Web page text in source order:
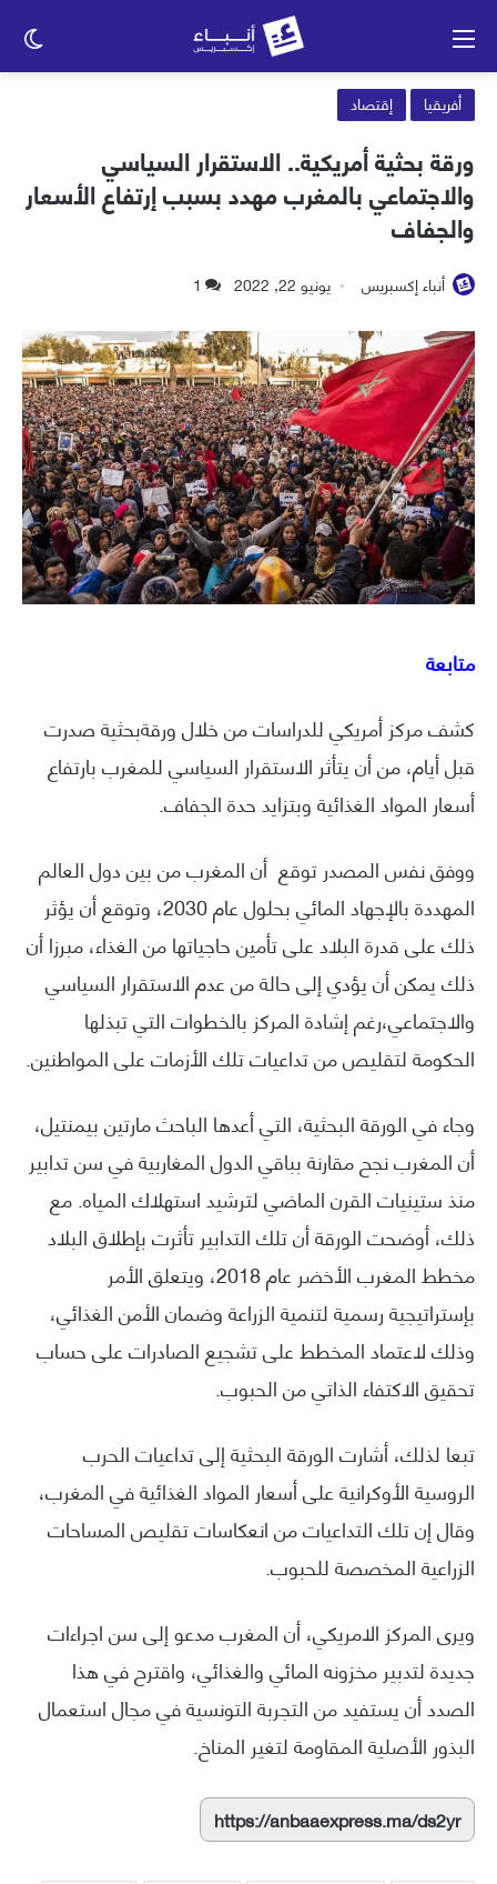
أفريقيا إقتصاد
ورقة بحثية أمريكية.. الاستقرار السياسي
والاجتماعي بالمغرب مهدد بسبب إرتفاع الأسعار
والجفاف
أنباء إكسبريس يونيو 22, 2022 1
متابعة
كشف مركز أمريكي للدراسات من خلال ورقةبحثية صدرت
قبل أيام، من أن يتأثر الاستقرار السياسي للمغرب بارتفاع
أسعار المواد الغذائية وبتزايد حدة الجفاف.
ووفق نفس المصدر توقع أن المغرب من بين دول العالم
المهددة بالإجهاد المائي بحلول عام 2030، وتوقع أن يؤثر
ذلك على قدرة البلاد على تأمين حاجياتها من الغذاء، مبرزا أن
ذلك يمكن أن يؤدي إلى حالة من عدم الاستقرار السياسي
والاجتماعي،رغم إشادة المركز بالخطوات التي تبذلها
الحكومة لتقليص من تداعيات تلك الأزمات على المواطنين.
وجاء في الورقة البحثية، التي أعدها الباحث مارتين بيمنتيل،
أن المغرب نجح مقارنة بباقي الدول المغاربية في سن تدابير
منذ ستينيات القرن الماضي لترشيد استهلاك المياه. مع
ذلك، أوضحت الورقة أن تلك التدابير تأثرت بإطلاق البلاد
مخطط المغرب الأخضر عام 2018، ويتعلق الأمر
بإستراتيجية رسمية لتنمية الزراعة وضمان الأمن الغذائي،
وذلك لاعتماد المخطط على تشجيع الصادرات على حساب
تحقيق الاكتفاء الذاتي من الحبوب.
تبعا لذلك، أشارت الورقة البحثية إلى تداعيات الحرب
الروسية الأوكرانية على أسعار المواد الغذائية في المغرب،
وقال إن تلك التداعيات من انعكاسات تقليص المساحات
الزراعية المخصصة للحبوب.
ويرى المركز الامريكي، أن المغرب مدعو إلى سن اجراءات
جديدة لتدبير مخزونه المائي والغذائي، واقترح في هذا
الصدد أن يستفيد من التجربة التونسية في مجال استعمال
البذور الأصلية المقاومة لتغير المناخ.
https://anbaaexpress.ma/ds2yr